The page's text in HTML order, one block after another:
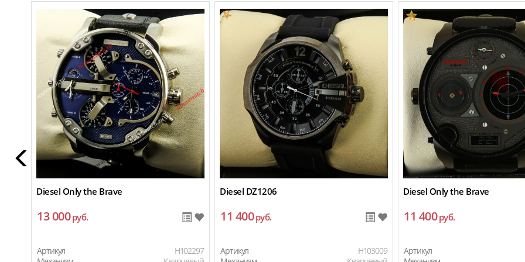
Diesel Only the Brave
13 000руб.
Артикул
H102297
Diesel DZ1206
11 400руб.
Артикул
H103009
Diesel Only the Brave
11 400руб.
Артикул